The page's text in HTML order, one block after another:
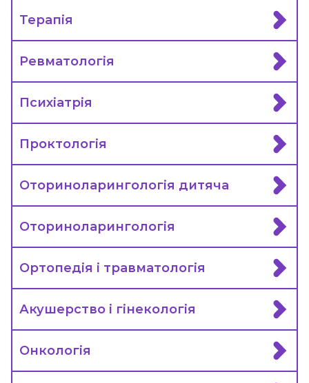
Терапія
Ревматологія
Психіатрія
Проктологія
Оториноларингологія дитяча
Оториноларингологія
Ортопедія і травматологія
Акушерство і гінекологія
Онкологія